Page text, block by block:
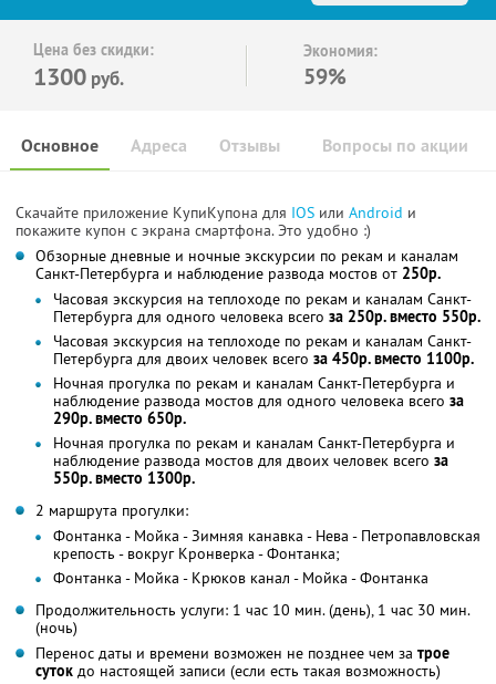
Цена без скидки:
1300 руб.
Экономия:
59%
Основное Отзывы Вопросы по акции
Адреса
Скачайте приложение КупиКупона для IOS или Android и
покажите купон с экрана смартфона. Это удобно :)
Обзорные дневные и ночные экскурсии по рекам и каналам
Санкт-Петербурга и наблюдение развода мостов от 250р.
Часовая экскурсия на теплоходе по рекам и каналам Санкт-
Петербурга для одного человека всего за 250р. вместо 550р.
Часовая экскурсия на теплоходе по рекам и каналам Санкт-
Петербурга для двоих человек всего за 450р. вместо 1100р.
Ночная прогулка по рекам и каналам Санкт-Петербурга и
наблюдение развода мостов для одного человека всего за
290р. вместо 650р.
Ночная прогулка по рекам и каналам Санкт-Петербурга и
наблюдение развода мостов для двоих человек всего за
550р. вместо 1300р.
2 маршрута прогулки:
Фонтанка - Мойка - Зимняя канавка - Нева - Петропавловская
крепость - вокруг Кронверка - Фонтанка;
Фонтанка - Мойка - Крюков канал - Мойка - Фонтанка
Продолжительность услуги: 1 час 10 мин. (день), 1 час 30 мин.
(ночь)
Перенос даты и времени возможен не позднее чем за трое
суток до настоящей записи (если есть такая возможность)